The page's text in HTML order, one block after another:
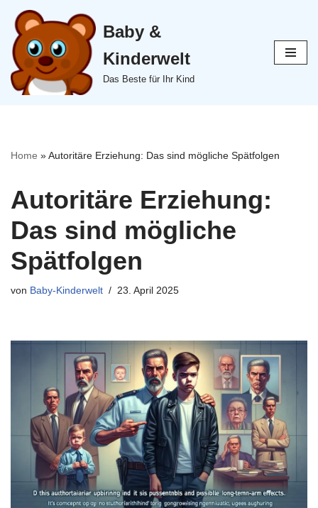
Zum
Inhalt
springen
Baby &
Kinderwelt
Das Beste für Ihr Kind
Home »Autoritäre Erziehung: Das sind mögliche Spätfolgen
Autoritäre Erziehung:
Das sind mögliche
Spätfolgen
von Baby-Kinderwelt 23. April 2025